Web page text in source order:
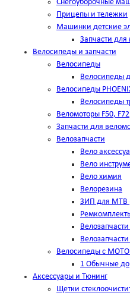
Снегоуборочные
Прицепы и тележки
Машинки детские
Запчасти
Велосипеды и запчасти
Велосипеды
Велосипеды
Велосипеды
Велосипеды
Веломоторы F50,
Запчасти для
Велозапчасти
Вело
Вело
Вело химия
Велорезина
ЗИП для MTB
Велосипеды с
1 Обычные
Аксессуары и Тюнинг
Щетки